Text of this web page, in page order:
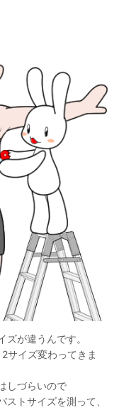
が違うんです。
サイズ変わってきま
しづらいので
トサイズを測って、